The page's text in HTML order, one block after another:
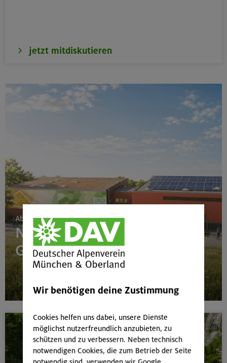
24.-28.08.26
Kinderkletterkurs für Anfänger im Altmühltal
jetzt mitdiskutieren
Ab 24. Juni 2026
Neubau Boulderhalle
Gilching
mehr
Wir benötigen deine Zustimmung
Cookies helfen uns dabei, unsere Dienste
möglichst nutzerfreundlich anzubieten, zu
schützen und zu verbessern. Neben technisch
notwendigen Cookies, die zum Betrieb der Seite